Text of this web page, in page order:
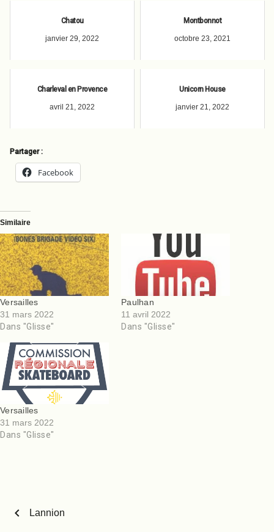
Chatou
janvier 29, 2022
Montbonnot
octobre 23, 2021
Charleval en Provence
avril 21, 2022
Unicorn House
janvier 21, 2022
Partager :
Facebook
Similaire
Versailles
31 mars 2022
Dans "Glisse"
Paulhan
11 avril 2022
Dans "Glisse"
Versailles
31 mars 2022
Dans "Glisse"
chevron_left Lannion